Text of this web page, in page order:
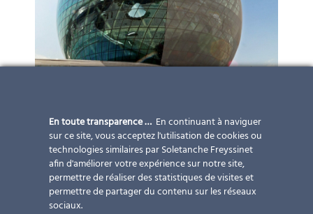
En toute transparence … En continuant à naviguer
sur ce site, vous acceptez l'utilisation de cookies ou
technologies similaires par Soletanche Freyssinet
afin d'améliorer votre expérience sur notre site,
permettre de réaliser des statistiques de visites et
permettre de partager du contenu sur les réseaux
sociaux.